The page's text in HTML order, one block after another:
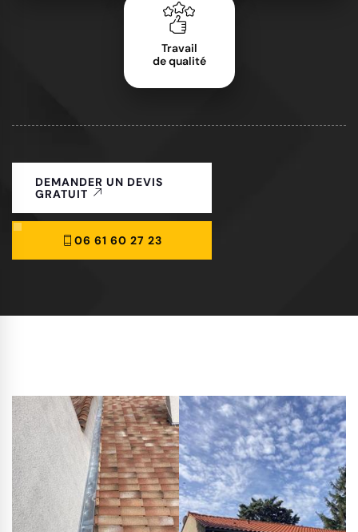
Travail
de qualité
DEMANDER UN DEVIS
GRATUIT
06 61 60 27 23